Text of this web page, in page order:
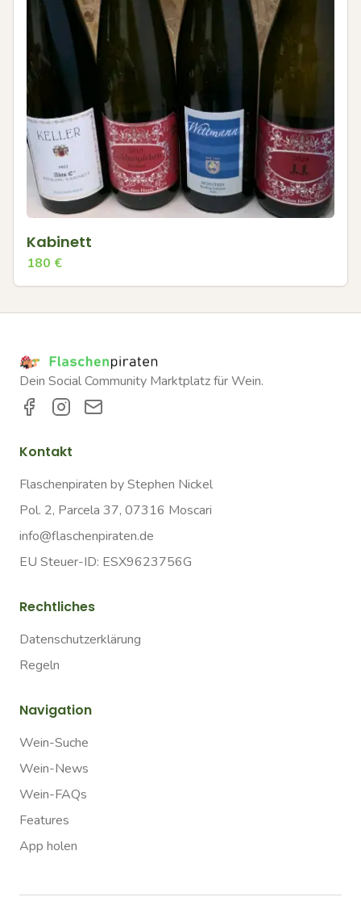
Kabinett
180 €
Dein Social Community Marktplatz für Wein.
Kontakt
Flaschenpiraten by Stephen Nickel
Pol. 2, Parcela 37, 07316 Moscari
info@flaschenpiraten.de
EU Steuer-ID: ESX9623756G
Rechtliches
Datenschutzerklärung
Regeln
Navigation
Wein-Suche
Wein-News
Wein-FAQs
Features
App holen